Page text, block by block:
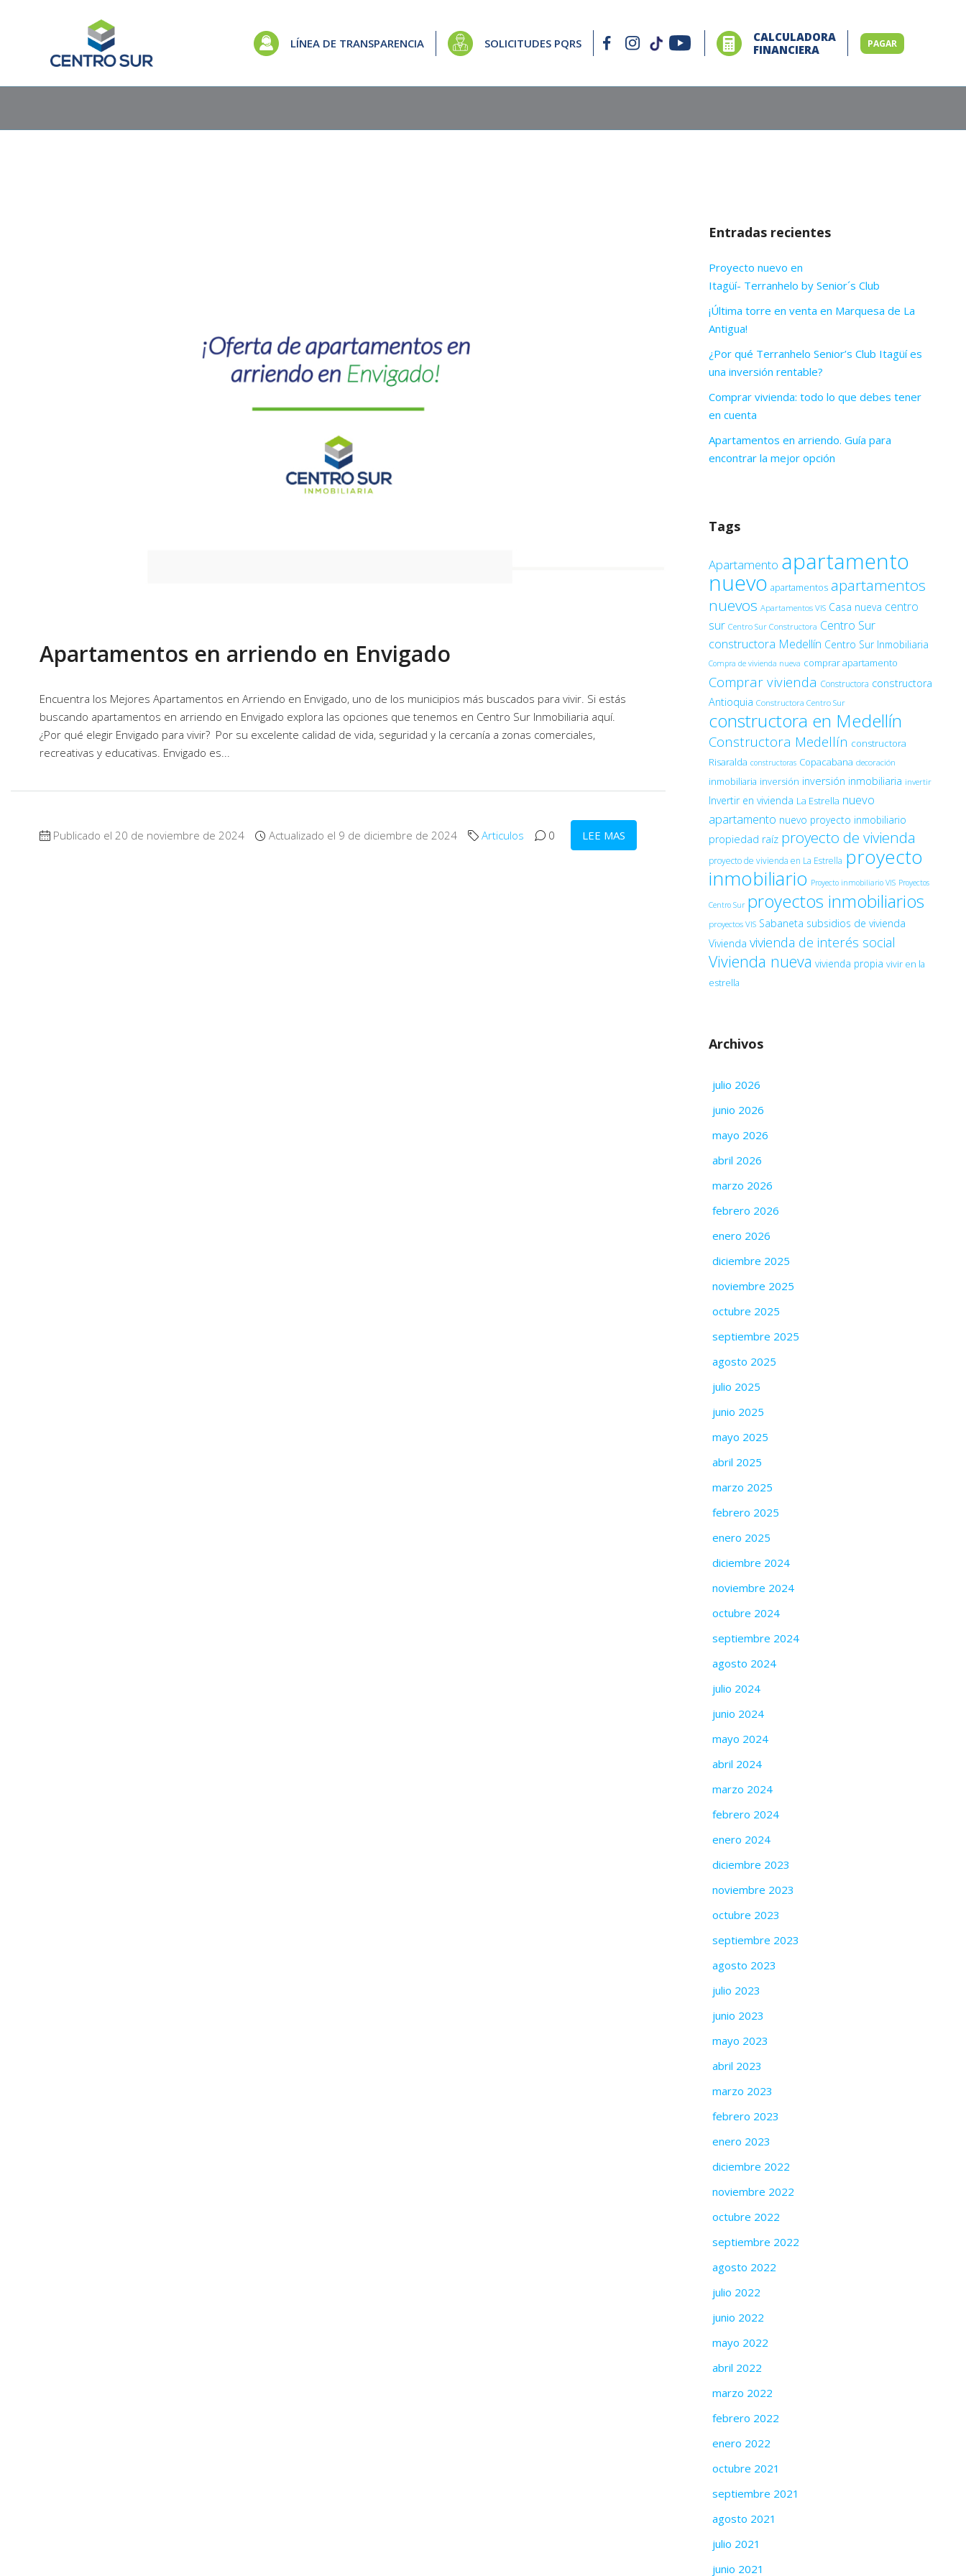
LÍNEA DE TRANSPARENCIA SOLICITUDES PQRS
CALCULADORA
FINANCIERA
PAGAR
Apartamentos en arriendo en Envigado
Encuentra los Mejores Apartamentos en Arriendo en Envigado, uno de los municipios más buscados para vivir. Si estás
buscando apartamentos en arriendo en Envigado explora las opciones que tenemos en Centro Sur Inmobiliaria aquí.
¿Por qué elegir Envigado para vivir? Por su excelente calidad de vida, seguridad y la cercanía a zonas comerciales,
recreativas y educativas. Envigado es...
Publicado el 20 de noviembre de 2024 Actualizado el 9 de diciembre de 2024 Articulos 0 LEE MAS
Entradas recientes
Proyecto nuevo en
Itagüí- Terranhelo by Senior´s Club
¡Última torre en venta en Marquesa de La
Antigua!
¿Por qué Terranhelo Senior’s Club Itagüí es
una inversión rentable?
Comprar vivienda: todo lo que debes tener
en cuenta
Apartamentos en arriendo. Guía para
encontrar la mejor opción
Tags
Apartamento apartamento
nuevo apartamentos apartamentos
nuevos Apartamentos VIS Casa nueva centro
sur Centro Sur Constructora Centro Sur
constructora Medellín Centro Sur Inmobiliaria
Compra de vivienda nueva comprar apartamento
Comprar vivienda Constructora constructora
Antioquia Constructora Centro Sur
constructora en Medellín
Constructora Medellín constructora
Risaralda constructoras Copacabana decoración
inmobiliaria inversión inversión inmobiliaria invertir
Invertir en vivienda La Estrella nuevo
apartamento nuevo proyecto inmobiliario
propiedad raíz proyecto de vivienda
proyecto de vivienda en La Estrella proyecto
inmobiliario Proyecto inmobiliario VIS Proyectos
Centro Sur proyectos inmobiliarios
proyectos VIS Sabaneta subsidios de vivienda
Vivienda vivienda de interés social
Vivienda nueva vivienda propia vivir en la
estrella
Archivos
julio 2026
junio 2026
mayo 2026
abril 2026
marzo 2026
febrero 2026
enero 2026
diciembre 2025
noviembre 2025
octubre 2025
septiembre 2025
agosto 2025
julio 2025
junio 2025
mayo 2025
abril 2025
marzo 2025
febrero 2025
enero 2025
diciembre 2024
noviembre 2024
octubre 2024
septiembre 2024
agosto 2024
julio 2024
junio 2024
mayo 2024
abril 2024
marzo 2024
febrero 2024
enero 2024
diciembre 2023
noviembre 2023
octubre 2023
septiembre 2023
agosto 2023
julio 2023
junio 2023
mayo 2023
abril 2023
marzo 2023
febrero 2023
enero 2023
diciembre 2022
noviembre 2022
octubre 2022
septiembre 2022
agosto 2022
julio 2022
junio 2022
mayo 2022
abril 2022
marzo 2022
febrero 2022
enero 2022
octubre 2021
septiembre 2021
agosto 2021
julio 2021
junio 2021